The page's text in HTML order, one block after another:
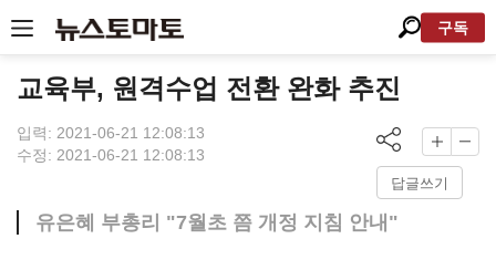
구독
교육부, 원격수업 전환 완화 추진
입력: 2021-06-21 12:08:13
수정: 2021-06-21 12:08:13
답글쓰기
유은혜 부총리 "7월초 쯤 개정 지침 안내"